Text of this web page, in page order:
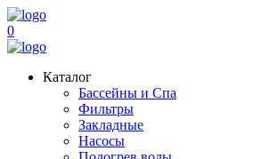
0
Каталог
Бассейны и Спа
Фильтры
Закладные
Насосы